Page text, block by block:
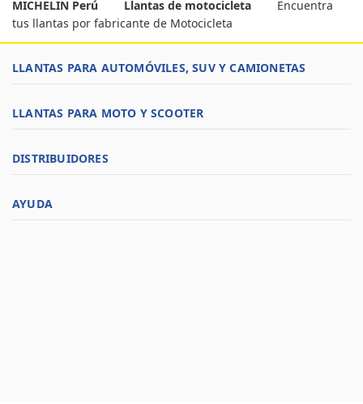
MICHELIN Perú Llantas de motocicleta
Encuentra
tus llantas por fabricante de Motocicleta
LLANTAS PARA AUTOMÓVILES, SUV Y CAMIONETAS
LLANTAS PARA MOTO Y SCOOTER
DISTRIBUIDORES
AYUDA